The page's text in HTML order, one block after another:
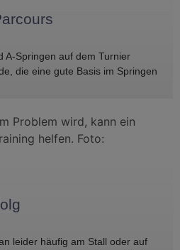
A-Springen auf dem Turnier
die eine gute Basis im Springen
leider häufig am Stall oder auf